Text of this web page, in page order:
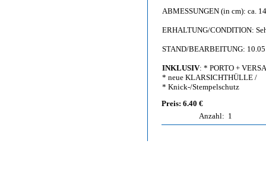
ABMESSUNGEN (in cm): ca.
ERHALTUNG/CONDITION:
STAND/BEARBEITUNG:
INKLUSIV: * PORTO +
* neue KLARSICHTHÜLLE /
* Knick-/Stempelschutz
Preis: 6.40 €
Anzahl: 1